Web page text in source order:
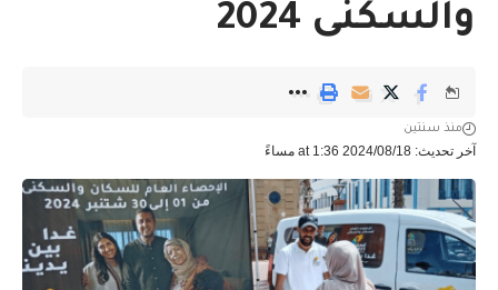
والسكنى 2024
آخر تحديث: 2024/08/18 at 1:36 مساءً
منذ سنتين